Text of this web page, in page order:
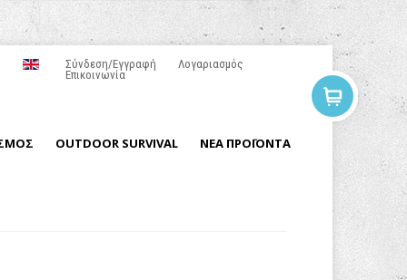
Σύνδεση/Εγγραφή
Λογαριασμός
Επικοινωνία
OUTDOOR SURVIVAL ΝΕΑ ΠΡΟΪΟΝΤΑ